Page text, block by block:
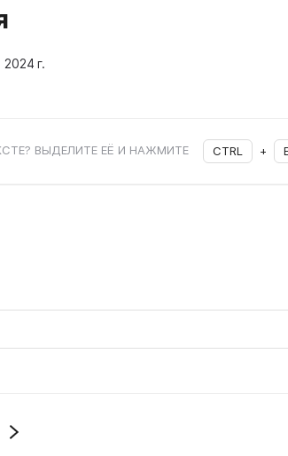
г.
ВЫДЕЛИТЕ ЕЁ И НАЖМИТЕ CTRL +